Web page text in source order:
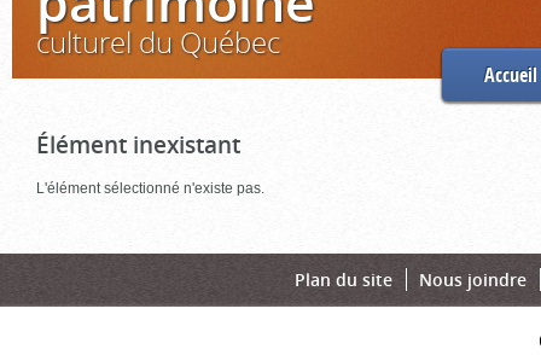
culturel du Québec
Accueil
Élément inexistant
L'élément sélectionné n'existe pas.
Plan du site Nous joindre